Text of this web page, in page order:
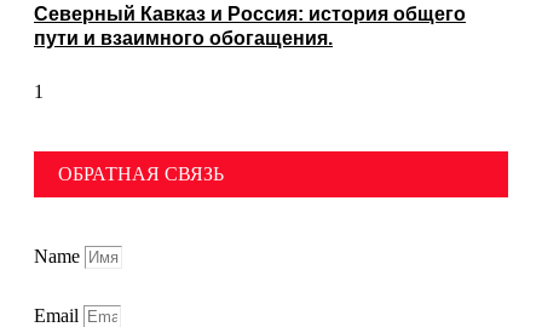
Северный Кавказ и Россия: история общего
пути и взаимного обогащения.
ОБРАТНАЯ СВЯЗЬ
Name
Email